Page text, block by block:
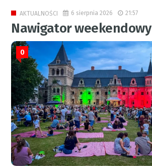
AKTUALNOŚCI 6 sierpnia 2026 21:57
Nawigator weekendowy
0